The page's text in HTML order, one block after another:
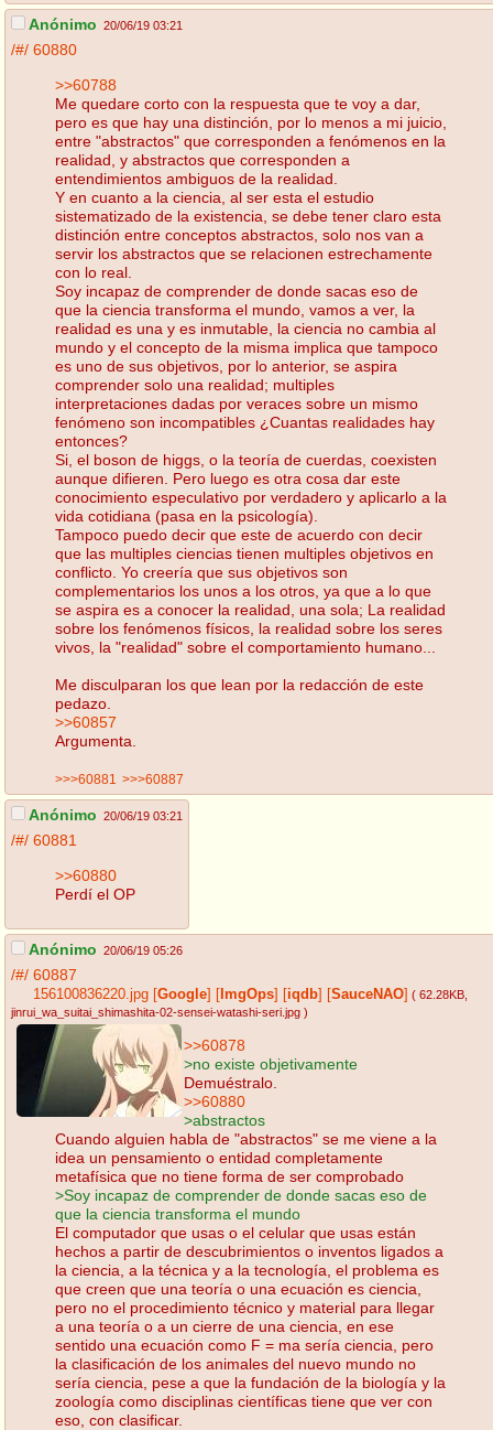
Anónimo 20/06/19 03:21
/#/ 60880
>>60788
Me quedare corto con la respuesta que te voy a dar,
pero es que hay una distinción, por lo menos a mi juicio,
entre "abstractos" que corresponden a fenómenos en la
realidad, y abstractos que corresponden a
entendimientos ambiguos de la realidad.
Y en cuanto a la ciencia, al ser esta el estudio
sistematizado de la existencia, se debe tener claro esta
distinción entre conceptos abstractos, solo nos van a
servir los abstractos que se relacionen estrechamente
con lo real.
Soy incapaz de comprender de donde sacas eso de
que la ciencia transforma el mundo, vamos a ver, la
realidad es una y es inmutable, la ciencia no cambia al
mundo y el concepto de la misma implica que tampoco
es uno de sus objetivos, por lo anterior, se aspira
comprender solo una realidad; multiples
interpretaciones dadas por veraces sobre un mismo
fenómeno son incompatibles ¿Cuantas realidades hay
entonces?
Si, el boson de higgs, o la teoría de cuerdas, coexisten
aunque difieren. Pero luego es otra cosa dar este
conocimiento especulativo por verdadero y aplicarlo a la
vida cotidiana (pasa en la psicología).
Tampoco puedo decir que este de acuerdo con decir
que las multiples ciencias tienen multiples objetivos en
conflicto. Yo creería que sus objetivos son
complementarios los unos a los otros, ya que a lo que
se aspira es a conocer la realidad, una sola; La realidad
sobre los fenómenos físicos, la realidad sobre los seres
vivos, la "realidad" sobre el comportamiento humano...
Me disculparan los que lean por la redacción de este
pedazo.
>>60857
Argumenta.
>>>60881 >>>60887
Anónimo 20/06/19 03:21
/#/ 60881
>>60880
Perdí el OP
Anónimo 20/06/19 05:26
/#/ 60887
156100836220.jpg Google ImgOps iqdb SauceNAO ( 62.28KB
jinrui_wa_suitai_shimashita-02-sensei-watashi-seri.jpg )
>>60878
>no existe objetivamente
Demuéstralo.
>>60880
>abstractos
Cuando alguien habla de "abstractos" se me viene a la
idea un pensamiento o entidad completamente
metafísica que no tiene forma de ser comprobado
>Soy incapaz de comprender de donde sacas eso de
que la ciencia transforma el mundo
El computador que usas o el celular que usas están
hechos a partir de descubrimientos o inventos ligados a
la ciencia, a la técnica y a la tecnología, el problema es
que creen que una teoría o una ecuación es ciencia,
pero no el procedimiento técnico y material para llegar
a una teoría o a un cierre de una ciencia, en ese
sentido una ecuación como F = ma sería ciencia, pero
la clasificación de los animales del nuevo mundo no
sería ciencia, pese a que la fundación de la biología y la
zoología como disciplinas científicas tiene que ver con
eso, con clasificar.